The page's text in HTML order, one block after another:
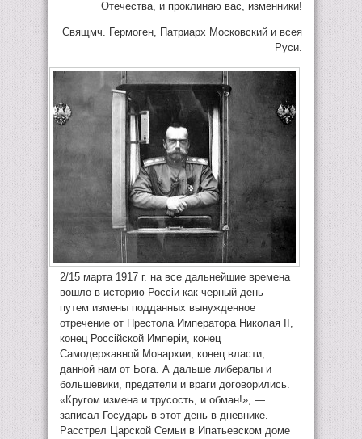
Отечества, и проклинаю вас, изменники!
Свящмч. Гермоген, Патриарх Московский и всея
Руси.
2/15 марта 1917 г. на все дальнейшие времена
вошло в историю Россiи как черный день —
путем измены подданных вынужденное
отречение от Престола Императора Николая II,
конец Россiйской Имперiи, конец
Самодержавной Монархии, конец власти,
данной нам от Бога. А дальше либералы и
большевики, предатели и враги договорились.
«Кругом измена и трусость, и обман!», —
записал Государь в этот день в дневнике.
Расстрел Царской Семьи в Ипатьевском доме